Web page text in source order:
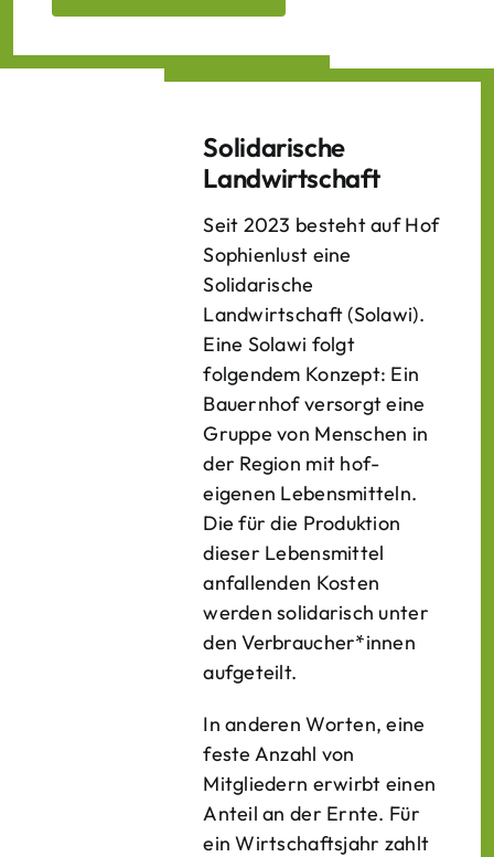
Solidarische
Landwirtschaft
Seit 2023 besteht auf Hof
Sophienlust eine
Solidarische
Landwirtschaft (Solawi).
Eine Solawi folgt
folgendem Konzept: Ein
Bauern­hof versorgt eine
Gruppe von Menschen in
der Region mit hof­
eigenen Lebens­mitteln.
Die für die Produktion
dieser Lebens­mittel
anfallenden Kosten
werden solidarisch unter
den Verbraucher*­innen
aufgeteilt.
In anderen Worten, eine
feste Anzahl von
Mitgliedern erwirbt einen
Anteil an der Ernte. Für
ein Wirtschaftsjahr zahlt